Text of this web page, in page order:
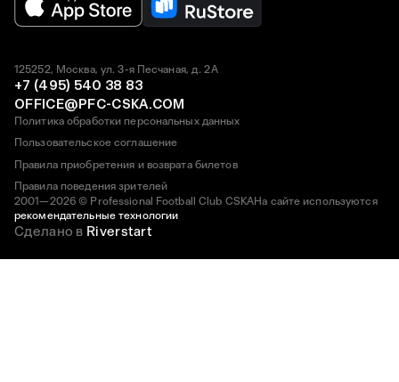
2001—2026 © Professional Football Club CSKAНа сайте используются
рекомендательные технологии
125252, Москва, ул. 3-я Песчаная, д. 2А
+7 (495) 540 38 83
OFFICE@PFC-CSKA.COM
Политика обработки персональных данных
Пользовательское соглашение
Правила приобретения и возврата билетов
Правила поведения зрителей
Сделано в Riverstart